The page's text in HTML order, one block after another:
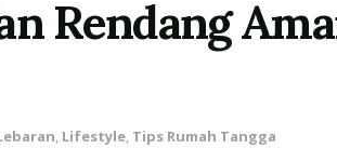
Rendang
, Lifestyle, Tips Rumah Tangga